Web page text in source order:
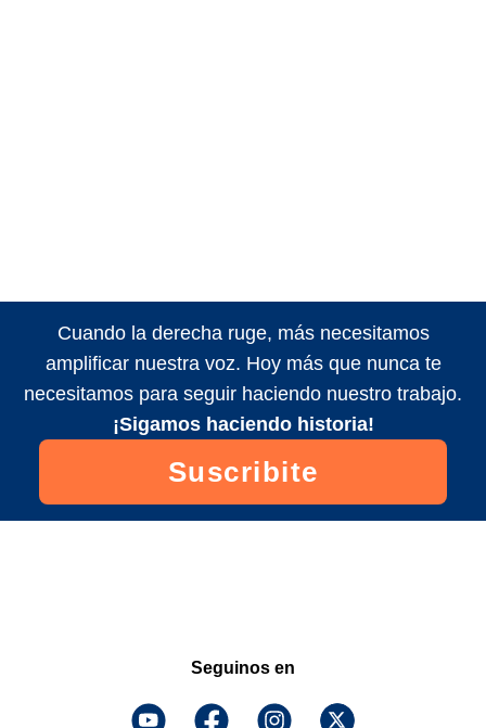
Cuando la derecha ruge, más necesitamos
amplificar nuestra voz. Hoy más que nunca te
necesitamos para seguir haciendo nuestro trabajo.
¡Sigamos haciendo historia!
Suscribite
Seguinos en